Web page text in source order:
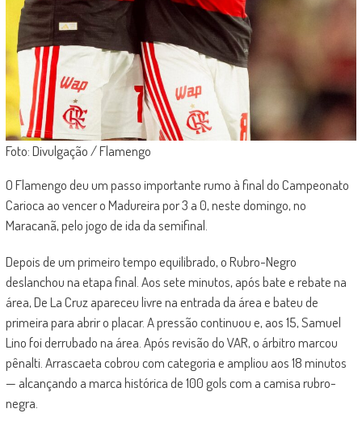
Foto: Divulgação / Flamengo
O Flamengo deu um passo importante rumo à final do Campeonato
Carioca ao vencer o Madureira por 3 a 0, neste domingo, no
Maracanã, pelo jogo de ida da semifinal.
Depois de um primeiro tempo equilibrado, o Rubro-Negro
deslanchou na etapa final. Aos sete minutos, após bate e rebate na
área, De La Cruz apareceu livre na entrada da área e bateu de
primeira para abrir o placar. A pressão continuou e, aos 15, Samuel
Lino foi derrubado na área. Após revisão do VAR, o árbitro marcou
pênalti. Arrascaeta cobrou com categoria e ampliou aos 18 minutos
— alcançando a marca histórica de 100 gols com a camisa rubro-
negra.